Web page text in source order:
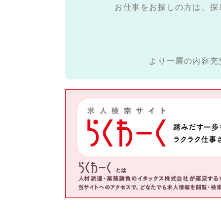
お仕事をお探しの方は、
より一層の内容